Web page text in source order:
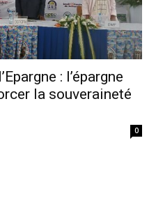
: l’épargne
la souveraineté
0